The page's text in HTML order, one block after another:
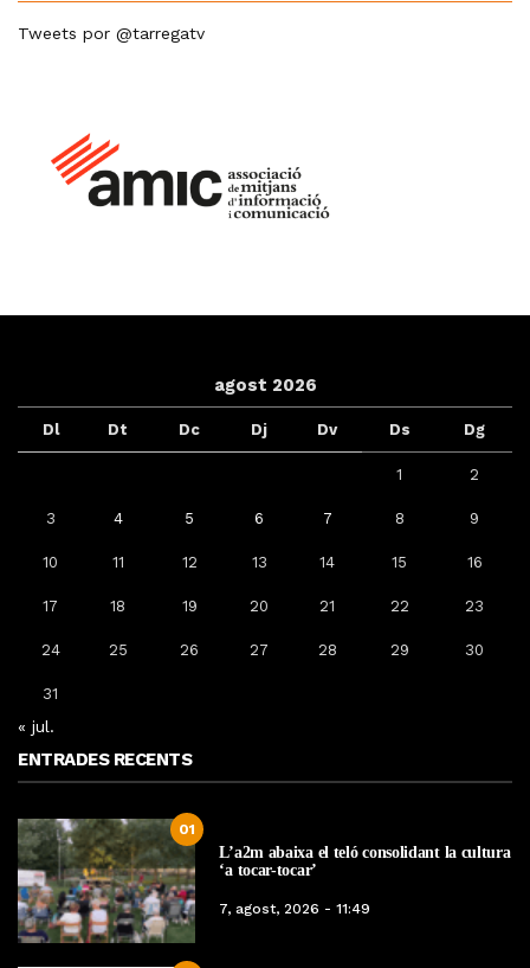
Tweets por @tarregatv
agost 2026
Dl Dt Dc Dj Dv Ds Dg
1 2
3 4 5 6 7 8 9
10 11 12 13 14 15 16
17 18 19 20 21 22 23
24 25 26 27 28 29 30
31
« jul.
ENTRADES RECENTS
01
L’a2m abaixa el teló consolidant la cultura
‘a tocar-tocar’
7, agost, 2026 - 11:49